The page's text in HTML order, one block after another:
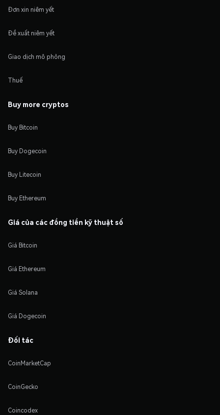
Đơn xin niêm yết
Đề xuất niêm yết
Giao dịch mô phỏng
Thuế
Buy more cryptos
Buy Bitcoin
Buy Dogecoin
Buy Litecoin
Buy Ethereum
Giá của các đồng tiền kỹ thuật số
Giá Bitcoin
Giá Ethereum
Giá Solana
Giá Dogecoin
Đối tác
CoinMarketCap
CoinGecko
Coincodex